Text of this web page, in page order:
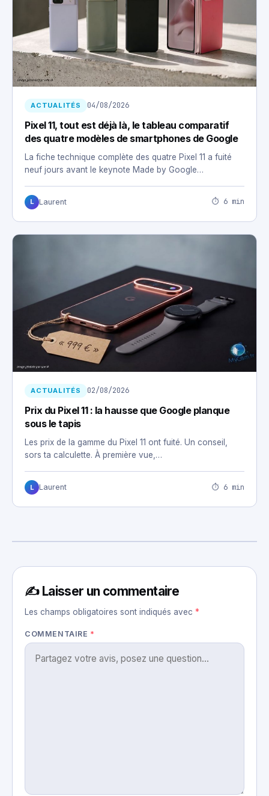
ACTUALITÉS 04/08/2026
Pixel 11, tout est déjà là, le tableau comparatif
des quatre modèles de smartphones de Google
La fiche technique complète des quatre Pixel 11 a fuité
neuf jours avant le keynote Made by Google…
L Laurent ⏱ 6 min
ACTUALITÉS 02/08/2026
Prix du Pixel 11 : la hausse que Google planque
sous le tapis
Les prix de la gamme du Pixel 11 ont fuité. Un conseil,
sors ta calculette. À première vue,…
L Laurent ⏱ 6 min
✍️ Laisser un commentaire
Les champs obligatoires sont indiqués avec *
COMMENTAIRE *